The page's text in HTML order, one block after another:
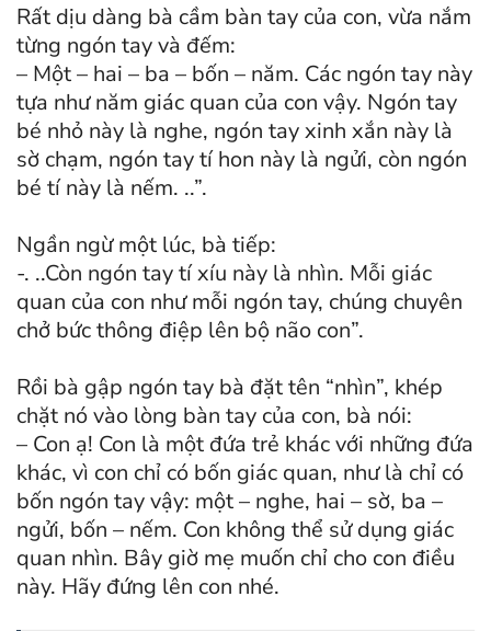
Rất dịu dàng bà cầm bàn tay của con, vừa nắm
từng ngón tay và đếm:
– Một – hai – ba – bốn – năm. Các ngón tay này
tựa như năm giác quan của con vậy. Ngón tay
bé nhỏ này là nghe, ngón tay xinh xắn này là
sờ chạm, ngón tay tí hon này là ngửi, còn ngón
bé tí này là nếm. ..”.
Ngần ngừ một lúc, bà tiếp:
-. ..Còn ngón tay tí xíu này là nhìn. Mỗi giác
quan của con như mỗi ngón tay, chúng chuyên
chở bức thông điệp lên bộ não con”.
Rồi bà gập ngón tay bà đặt tên “nhìn”, khép
chặt nó vào lòng bàn tay của con, bà nói:
– Con ạ! Con là một đứa trẻ khác với những đứa
khác, vì con chỉ có bốn giác quan, như là chỉ có
bốn ngón tay vậy: một – nghe, hai – sờ, ba –
ngửi, bốn – nếm. Con không thể sử dụng giác
quan nhìn. Bây giờ mẹ muốn chỉ cho con điều
này. Hãy đứng lên con nhé.